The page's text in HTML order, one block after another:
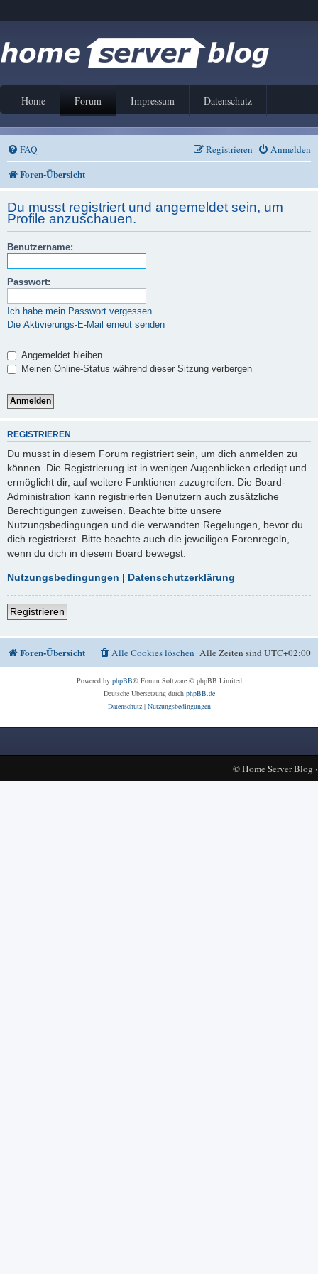
Home Forum Impressum Datenschutz
FAQ Anmelden
Registrieren
Foren-Übersicht
Du musst registriert und angemeldet sein, um
Profile anzuschauen.
Benutzername:
Passwort:
Ich habe mein Passwort vergessen
Die Aktivierungs-E-Mail erneut senden
Angemeldet bleiben
Meinen Online-Status während dieser Sitzung verbergen
REGISTRIEREN
Du musst in diesem Forum registriert sein, um dich anmelden zu
können. Die Registrierung ist in wenigen Augenblicken erledigt und
ermöglicht dir, auf weitere Funktionen zuzugreifen. Die Board-
Administration kann registrierten Benutzern auch zusätzliche
Berechtigungen zuweisen. Beachte bitte unsere
Nutzungsbedingungen und die verwandten Regelungen, bevor du
dich registrierst. Bitte beachte auch die jeweiligen Forenregeln,
wenn du dich in diesem Board bewegst.
Nutzungsbedingungen | Datenschutzerklärung
Registrieren
Foren-Übersicht Alle Zeiten sindUTC+02:00
Alle Cookies löschen
Powered by phpBB® Forum Software © phpBB Limited
Deutsche Übersetzung durch phpBB.de
Datenschutz| Nutzungsbedingungen
©Home Server Blog